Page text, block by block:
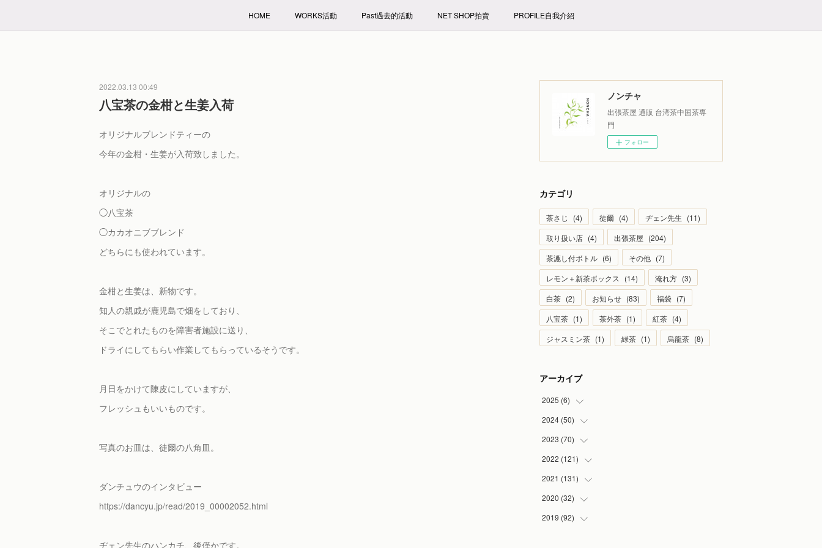
HOME WORKS活動 Past過去的活動 NET SHOP拍賣 PROFILE自我介紹
2022.03.13 00:49
八宝茶の金柑と生姜入荷
オリジナルブレンドティーの
今年の金柑・生姜が入荷致しました。
オリジナルの
◯八宝茶
◯カカオニブブレンド
どちらにも使われています。
金柑と生姜は、新物です。
知人の親戚が鹿児島で畑をしており、
そこでとれたものを障害者施設に送り、
ドライにしてもらい作業してもらっているそうです。
月日をかけて陳皮にしていますが、
フレッシュもいいものです。
写真のお皿は、徒爾の八角皿。
ダンチュウのインタビュー
https://dancyu.jp/read/2019_00002052.html
ヂェン先生のハンカチ、後僅かです。
ノンチャ
出張茶屋 通販 台湾茶中国茶専
門
フォロー
カテゴリ
茶さじ (4) 徒爾 (4) ヂェン先生 (11)
取り扱い店 (4) 出張茶屋 (204)
茶漉し付ボトル (6) その他 (7)
レモン＋新茶ボックス
(14) 淹れ方 (3)
白茶 (2) お知らせ (83) 福袋 (7)
八宝茶 (1) 茶外茶 (1) 紅茶 (4)
ジャスミン茶 (1) 緑茶 (1) 烏龍茶 (8)
アーカイブ
2025 (6)
(1
(2
(1)
(1)
(1
2024 (50)
(5
(4)
(5)
(7
(2
2023 (70)
(4)
(2)
(4
(5
2022 (121)
(7)
(6
(13
)
2021 (131)
(8
(9
2020 (32)
(1
2019 (92)